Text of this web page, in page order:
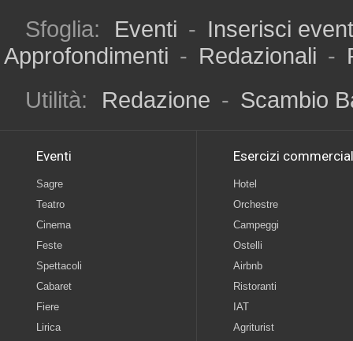
Sfoglia: Eventi - Inserisci
Approfondimenti - Redazionali -
Utilità:
Redazione - Scambio
Eventi
Sagre
Teatro
Cinema
Feste
Spettacoli
Cabaret
Fiere
Lirica
Esercizi
Hotel
Orchestre
Campeggi
Ostelli
Airbnb
Ristoranti
IAT
Agriturist